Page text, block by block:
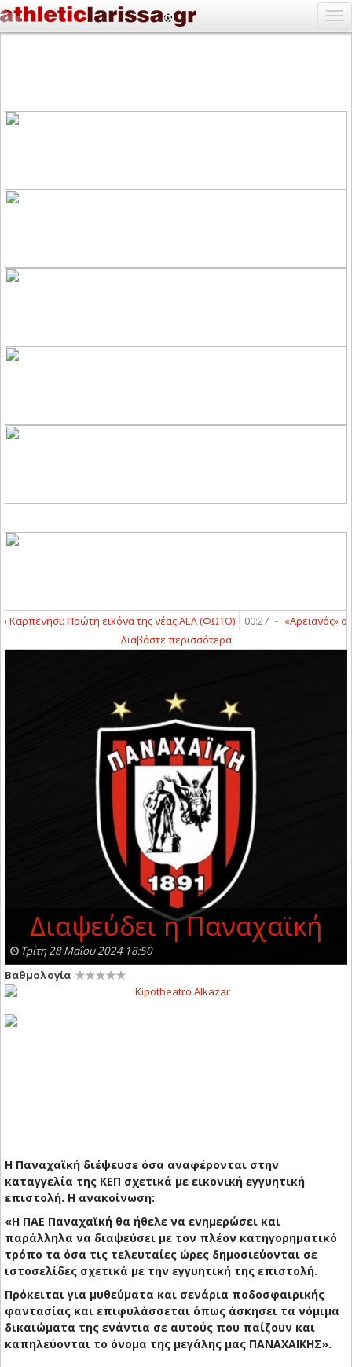
Πρώτη εικόνα της νέας ΑΕΛ (ΦΩΤΟ) 00:27 - «Αρειανός» ο
Διαβάστε περισσότερα
Διαψεύδει η Παναχαϊκή
Τρίτη 28 Μαΐου 2024 18:50
Βαθμολογία
Η Παναχαϊκή διέψευσε όσα αναφέρονται στην
καταγγελία της ΚΕΠ σχετικά με εικονική εγγυητική
επιστολή. H ανακοίνωση:
«Η ΠΑΕ Παναχαϊκή θα ήθελε να ενημερώσει και
παράλληλα να διαψεύσει με τον πλέον κατηγορηματικό
τρόπο τα όσα τις τελευταίες ώρες δημοσιεύονται σε
ιστοσελίδες σχετικά με την εγγυητική της επιστολή.
Πρόκειται για μυθεύματα και σενάρια ποδοσφαιρικής
φαντασίας και επιφυλάσσεται όπως άσκησει τα νόμιμα
δικαιώματα της ενάντια σε αυτούς που παίζουν και
καπηλεύονται το όνομα της μεγάλης μας ΠΑΝΑΧΑΪΚΗΣ».